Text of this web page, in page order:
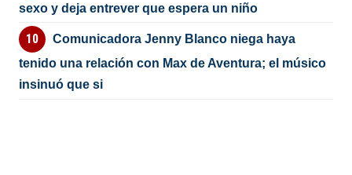
sexo y deja entrever que espera un niño
Comunicadora Jenny Blanco niega haya
tenido una relación con Max de Aventura; el músico
insinuó que si